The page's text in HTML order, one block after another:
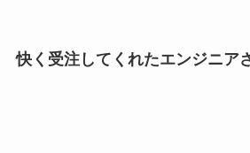
快く受注してくれたエンジニア